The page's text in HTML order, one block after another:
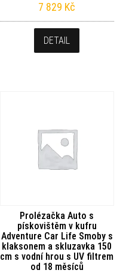
7 829 Kč
DETAIL
Prolézačka Auto s
pískovištěm v kufru
Adventure Car Life Smoby s
klaksonem a skluzavka 150
cm s vodní hrou s UV filtrem
od 18 měsíců